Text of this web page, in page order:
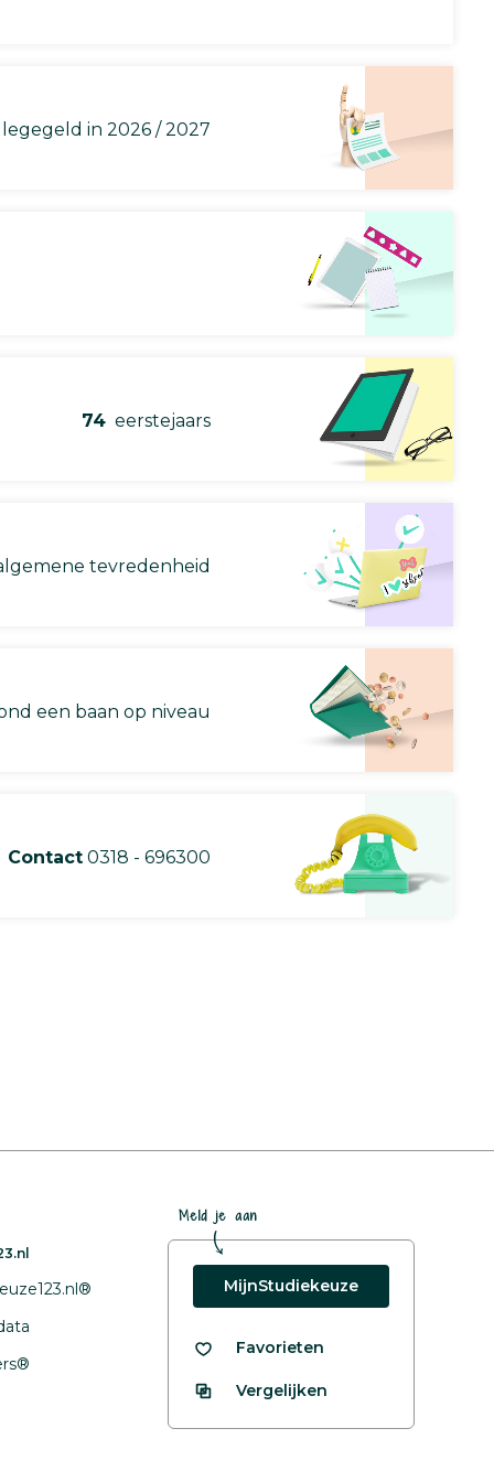
in 2026 / 2027
74 eerstejaars
tevredenheid
een baan op niveau
Contact 0318 - 696300
Meld je aan
MijnStudiekeuze
Favorieten
Vergelijken